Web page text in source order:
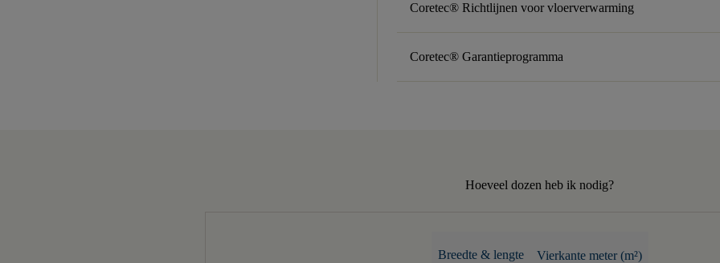
Coretec® Richtlijnen voor vloerverwarming
Coretec® Garantieprogramma
Hoeveel dozen heb ik nodig?
Breedte & lengte Vierkante meter (m²)